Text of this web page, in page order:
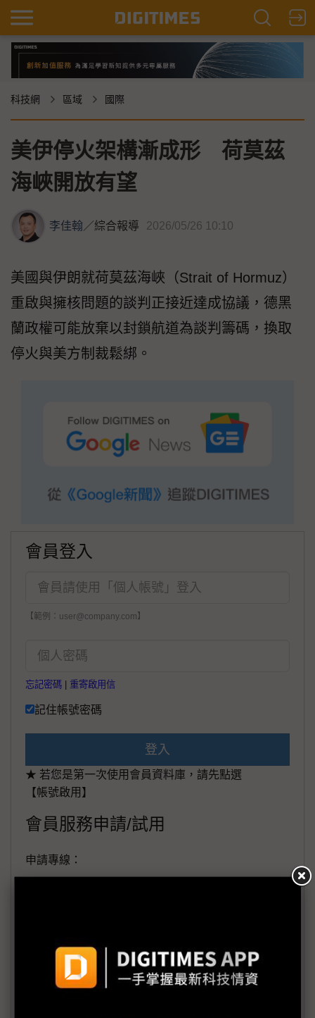
科技網 區域 國際
美伊停火架構漸成形 荷莫茲
海峽開放有望
李佳翰／綜合報導 2026/05/26 10:10
美國與伊朗就荷莫茲海峽（Strait of Hormuz）
重啟與擁核問題的談判正接近達成協議，德黑
蘭政權可能放棄以封鎖航道為談判籌碼，換取
停火與美方制裁鬆綁。
會員登入
【範例：user@company.com】
忘記密碼 重寄啟用信
記住帳號密碼
登入
★ 若您是第一次使用會員資料庫，請先點選
【帳號啟用】
會員服務申請/試用
申請專線：
會員信箱：
member@digitimes.com